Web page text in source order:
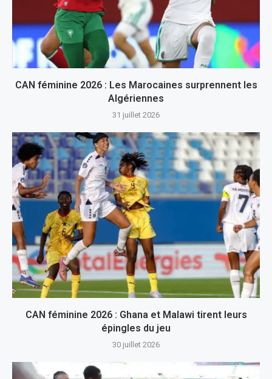
CAN féminine 2026 : Les Marocaines surprennent les
Algériennes
31 juillet 2026
CAN féminine 2026 : Ghana et Malawi tirent leurs
épingles du jeu
30 juillet 2026